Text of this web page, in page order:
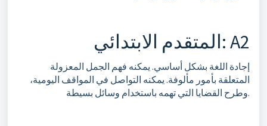
المتقدم الابتدائي: A2
إجادة اللغة بشكل أساسي. يمكنه فهم الجمل المعزولة
المتعلقة بأمور مألوفة. يمكنه التواصل في المواقف اليومية،
وطرح القضايا التي تهمه باستخدام وسائل بسيطة.